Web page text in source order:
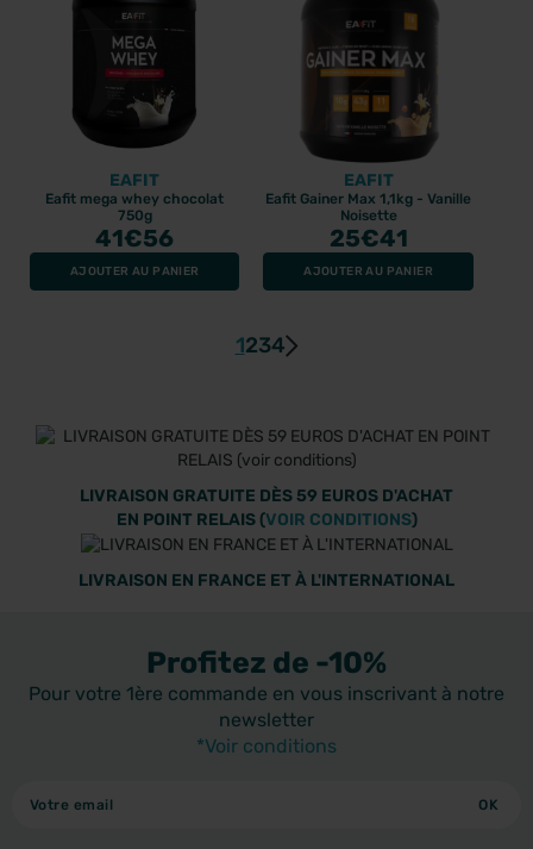
EAFIT
Eafit mega whey chocolat
750g
41€56
AJOUTER AU PANIER
EAFIT
Eafit Gainer Max 1,1kg - Vanille
Noisette
25€41
AJOUTER AU PANIER
1234
LIVRAISON GRATUITE DÈS 59 EUROS D'ACHAT
EN POINT RELAIS (VOIR CONDITIONS)
LIVRAISON EN FRANCE ET À L'INTERNATIONAL
Profitez de -10%
Pour votre 1ère commande en vous inscrivant à notre
newsletter
*Voir conditions